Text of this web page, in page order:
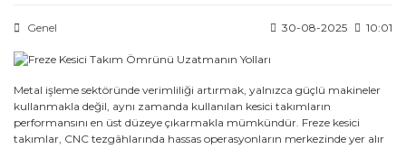
Genel 30-08-2025 10:01
Metal işleme sektöründe verimliliği artırmak, yalnızca güçlü makineler
kullanmakla değil, aynı zamanda kullanılan kesici takımların
performansını en üst düzeye çıkarmakla mümkündür. Freze kesici
takımlar, CNC tezgâhlarında hassas operasyonların merkezinde yer alır